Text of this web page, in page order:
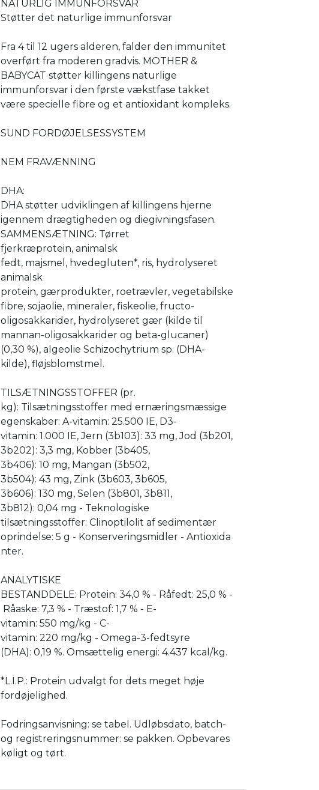
NATURLIG IMMUNFORSVAR
Støtter det naturlige immunforsvar
Fra 4 til 12 ugers alderen, falder den immunitet
overført fra moderen gradvis. MOTHER &
BABYCAT støtter killingens naturlige
immunforsvar i den første vækstfase takket
være specielle fibre og et antioxidant kompleks.
SUND FORDØJELSESSYSTEM
NEM FRAVÆNNING
DHA:
DHA støtter udviklingen af killingens hjerne
igennem drægtigheden og diegivningsfasen.
SAMMENSÆTNING: Tørret
fjerkræprotein, animalsk
fedt, majsmel, hvedegluten*, ris, hydrolyseret
animalsk
protein, gærprodukter, roetrævler, vegetabilske
fibre, sojaolie, mineraler, fiskeolie, fructo-
oligosakkarider, hydrolyseret gær (kilde til
mannan-oligosakkarider og beta-glucaner)
(0,30 %), algeolie Schizochytrium sp. (DHA-
kilde), fløjsblomstmel.
TILSÆTNINGSSTOFFER (pr.
kg): Tilsætningsstoffer med ernæringsmæssige
egenskaber: A-vitamin: 25.500 IE, D3-
vitamin: 1.000 IE, Jern (3b103): 33 mg, Jod (3b201,
3b202): 3,3 mg, Kobber (3b405,
3b406): 10 mg, Mangan (3b502,
3b504): 43 mg, Zink (3b603, 3b605,
3b606): 130 mg, Selen (3b801, 3b811,
3b812): 0,04 mg - Teknologiske
tilsætningsstoffer: Clinoptilolit af sedimentær
oprindelse: 5 g - Konserveringsmidler - Antioxida
nter.
ANALYTISKE
BESTANDDELE: Protein: 34,0 % - Råfedt: 25,0 % -
Råaske: 7,3 % - Træstof: 1,7 % - E-
vitamin: 550 mg/kg - C-
vitamin: 220 mg/kg - Omega-3-fedtsyre
(DHA): 0,19 %. Omsættelig energi: 4.437 kcal/kg.
*L.I.P.: Protein udvalgt for dets meget høje
fordøjelighed.
Fodringsanvisning: se tabel. Udløbsdato, batch-
og registreringsnummer: se pakken. Opbevares
køligt og tørt.